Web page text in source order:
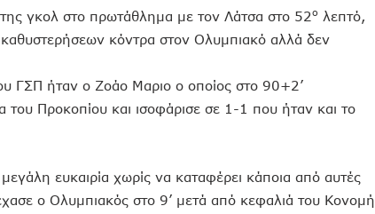
γκολ στο πρωτάθλημα με τον Λάτσα στο 52ο λεπτό,
κόντρα στον Ολυμπιακό αλλά δεν
ΓΣΠ ήταν ο Ζοάο Μαριο ο οποίος στο 90+2’
Προκοπίου και ισοφάρισε σε 1-1 που ήταν και το
ευκαιρία χωρίς να καταφέρει κάποια από αυτές
ο Ολυμπιακός στο 9’ μετά από κεφαλιά του Κονομή